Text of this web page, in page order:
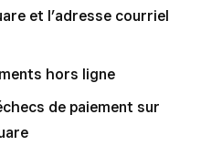
et l’adresse courriel
hors ligne
de paiement sur